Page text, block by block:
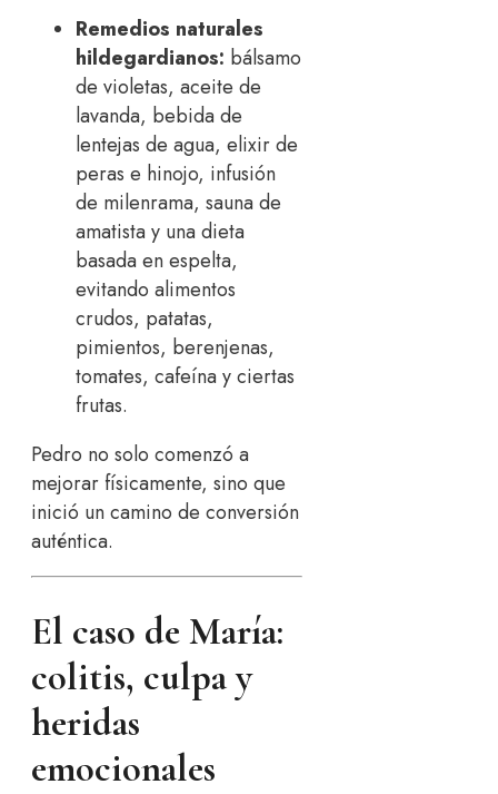
Remedios naturales
hildegardianos: bálsamo
de violetas, aceite de
lavanda, bebida de
lentejas de agua, elixir de
peras e hinojo, infusión
de milenrama, sauna de
amatista y una dieta
basada en espelta,
evitando alimentos
crudos, patatas,
pimientos, berenjenas,
tomates, cafeína y ciertas
frutas.
Pedro no solo comenzó a
mejorar físicamente, sino que
inició un camino de conversión
auténtica.
El caso de María:
colitis, culpa y
heridas
emocionales